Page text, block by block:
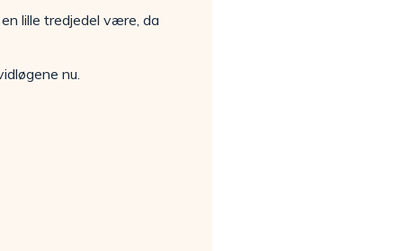
lille tredjedel være, da
nu.